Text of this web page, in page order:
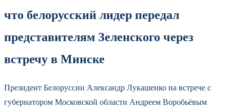
что белорусский лидер передал
представителям Зеленского через
встречу в Минске
Президент Белоруссии Александр Лукашенко на встрече с
губернатором Московской области Андреем Воробьёвым